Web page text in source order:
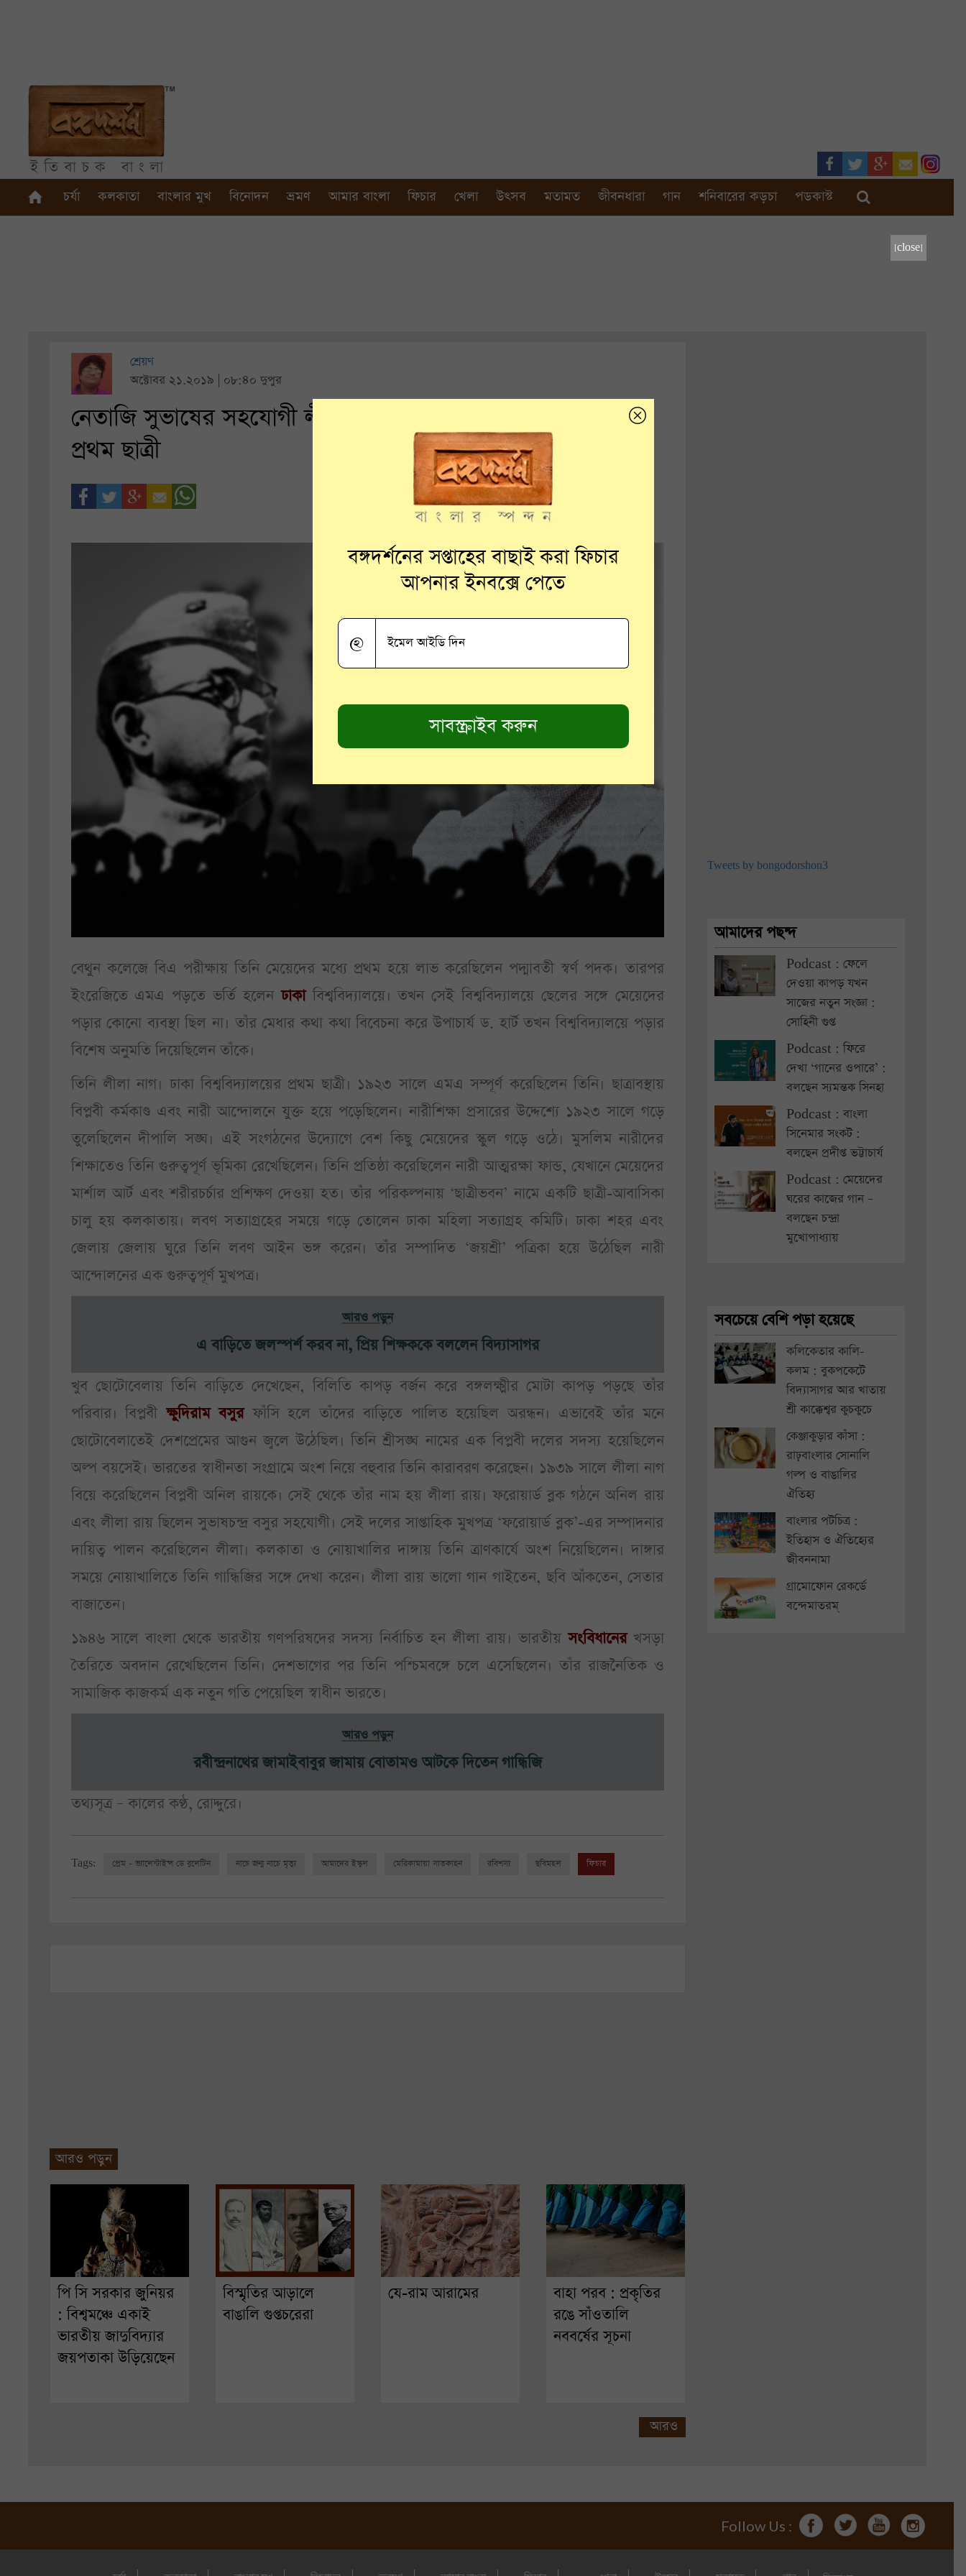
চর্যা কলকাতা বাংলার মুখ বিনোদন ভ্রমণ আমার বাংলা ফিচার খেলা উৎসব মতামত জীবনধারা গান শনিবারের কড়চা পডকাস্ট
[close]
শ্রেয়ণ
অক্টোবর ২১.২০১৯ | ০৮:৪০ দুপুর
নেতাজি সুভাষের সহযোগী লীলা রায় ছিলেন ঢাকা বিশ্ববিদ্যালয়ের
প্রথম ছাত্রী
বেথুন কলেজে বিএ পরীক্ষায় তিনি মেয়েদের মধ্যে প্রথম হয়ে লাভ করেছিলেন পদ্মাবতী স্বর্ণ পদক। তারপর
ইংরেজিতে এমএ পড়তে ভর্তি হলেনঢাকাবিশ্ববিদ্যালয়ে। তখন সেই বিশ্ববিদ্যালয়ে ছেলের সঙ্গে মেয়েদের
পড়ার কোনো ব্যবস্থা ছিল না। তাঁর মেধার কথা কথা বিবেচনা করে উপাচার্য ড. হার্ট তখন বিশ্ববিদ্যালয়ে পড়ার
বিশেষ অনুমতি দিয়েছিলেন তাঁকে।
তিনি লীলা নাগ। ঢাকা বিশ্ববিদ্যালয়ের প্রথম ছাত্রী। ১৯২৩ সালে এমএ সম্পূর্ণ করেছিলেন তিনি। ছাত্রাবস্থায়
বিপ্লবী কর্মকাণ্ড এবং নারী আন্দোলনে যুক্ত হয়ে পড়েছিলেন। নারীশিক্ষা প্রসারের উদ্দেশ্যে ১৯২৩ সালে গড়ে
তুলেছিলেন দীপালি সঙ্ঘ। এই সংগঠনের উদ্যোগে বেশ কিছু মেয়েদের স্কুল গড়ে ওঠে। মুসলিম নারীদের
শিক্ষাতেও তিনি গুরুত্বপূর্ণ ভূমিকা রেখেছিলেন। তিনি প্রতিষ্ঠা করেছিলেন নারী আত্মরক্ষা ফান্ড, যেখানে মেয়েদের
মার্শাল আর্ট এবং শরীরচর্চার প্রশিক্ষণ দেওয়া হত। তাঁর পরিকল্পনায় ‘ছাত্রীভবন’ নামে একটি ছাত্রী-আবাসিকা
চালু হয় কলকাতায়। লবণ সত্যাগ্রহের সময়ে গড়ে তোলেন ঢাকা মহিলা সত্যাগ্রহ কমিটি। ঢাকা শহর এবং
জেলায় জেলায় ঘুরে তিনি লবণ আইন ভঙ্গ করেন। তাঁর সম্পাদিত ‘জয়শ্রী’ পত্রিকা হয়ে উঠেছিল নারী
আন্দোলনের এক গুরুত্বপূর্ণ মুখপত্র।
আরও পড়ুন
এ বাড়িতে জলস্পর্শ করব না, প্রিয় শিক্ষককে বললেন বিদ্যাসাগর
খুব ছোটোবেলায় তিনি বাড়িতে দেখেছেন, বিলিতি কাপড় বর্জন করে বঙ্গলক্ষ্মীর মোটা কাপড় পড়ছে তাঁর
পরিবার। বিপ্লবীক্ষুদিরাম বসুরফাঁসি হলে তাঁদের বাড়িতে পালিত হয়েছিল অরন্ধন। এভাবেই তাঁর মনে
ছোটোবেলাতেই দেশপ্রেমের আগুন জ্বলে উঠেছিল। তিনি শ্রীসঙ্ঘ নামের এক বিপ্লবী দলের সদস্য হয়েছিলেন
অল্প বয়সেই। ভারতের স্বাধীনতা সংগ্রামে অংশ নিয়ে বহুবার তিনি কারাবরণ করেছেন। ১৯৩৯ সালে লীলা নাগ
বিয়ে করেছিলেন বিপ্লবী অনিল রায়কে। সেই থেকে তাঁর নাম হয় লীলা রায়। ফরোয়ার্ড ব্লক গঠনে অনিল রায়
এবং লীলা রায় ছিলেন সুভাষচন্দ্র বসুর সহযোগী। সেই দলের সাপ্তাহিক মুখপত্র ‘ফরোয়ার্ড ব্লক’-এর সম্পাদনার
দায়িত্ব পালন করেছিলেন লীলা। কলকাতা ও নোয়াখালির দাঙ্গায় তিনি ত্রাণকার্যে অংশ নিয়েছিলেন। দাঙ্গার
সময়ে নোয়াখালিতে তিনি গান্ধিজির সঙ্গে দেখা করেন। লীলা রায় ভালো গান গাইতেন, ছবি আঁকতেন, সেতার
বাজাতেন।
১৯৪৬ সালে বাংলা থেকে ভারতীয় গণপরিষদের সদস্য নির্বাচিত হন লীলা রায়। ভারতীয়সংবিধানেরখসড়া
তৈরিতে অবদান রেখেছিলেন তিনি। দেশভাগের পর তিনি পশ্চিমবঙ্গে চলে এসেছিলেন। তাঁর রাজনৈতিক ও
সামাজিক কাজকর্ম এক নতুন গতি পেয়েছিল স্বাধীন ভারতে।
আরও পড়ুন
রবীন্দ্রনাথের জামাইবাবুর জামায় বোতামও আটকে দিতেন গান্ধিজি
তথ্যসূত্র – কালের কণ্ঠ, রোদ্দুরে।
Tags: প্রেম - ভ্যালেন্টাইন্স ডে বুলেটিন নাচে জন্ম নাচে মৃত্যু আমাদের ইস্কুল মেরিকামায়া সাতকাহন রবিশস্য ছবিমহল ফিচার
আরও পড়ুন
পি সি সরকার জুনিয়র
: বিশ্বমঞ্চে একাই
ভারতীয় জাদুবিদ্যার
জয়পতাকা উড়িয়েছেন
বিস্মৃতির আড়ালে
বাঙালি গুপ্তচরেরা
যে-রাম আরামের
বাহা পরব : প্রকৃতির
রঙে সাঁওতালি
নববর্ষের সূচনা
আরও
Tweets by bongodorshon3
আমাদের পছন্দ
Podcast : ফেলে
দেওয়া কাপড় যখন
সাজের নতুন সংজ্ঞা :
সোহিনী গুপ্ত
Podcast : ফিরে
দেখা ‘গানের ওপারে’ :
বলছেন স্যমন্তক সিনহা
Podcast : বাংলা
সিনেমার সংকট :
বলছেন প্রদীপ্ত ভট্টাচার্য
Podcast : মেয়েদের
ঘরের কাজের গান –
বলছেন চন্দ্রা
মুখোপাধ্যায়
সবচেয়ে বেশি পড়া হয়েছে
কলিকেতার কালি-
কলম : বুকপকেটে
বিদ্যাসাগর আর খাতায়
শ্রী কাক্কেশ্বর কুচকুচে
কেঞ্জাকুড়ার কাঁসা :
রাঢ়বাংলার সোনালি
গল্প ও বাঙালির
ঐতিহ্য
বাংলার পটচিত্র :
ইতিহাস ও ঐতিহ্যের
জীবননামা
গ্রামোফোন রেকর্ডে
বন্দেমাতরম্
Follow Us :
বঙ্গদর্শনের সপ্তাহের বাছাই করা ফিচার
আপনার ইনবক্সে পেতে
@